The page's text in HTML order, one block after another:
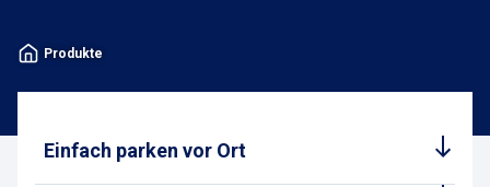
Produkte
Einfach parken vor Ort